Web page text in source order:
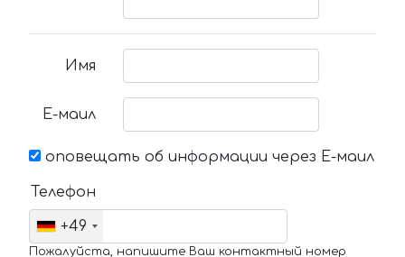
Имя
Е-маил
оповещать об информации через Е-маил
Телефон
+49
Пожалуйста, напишите Ваш контактный номер